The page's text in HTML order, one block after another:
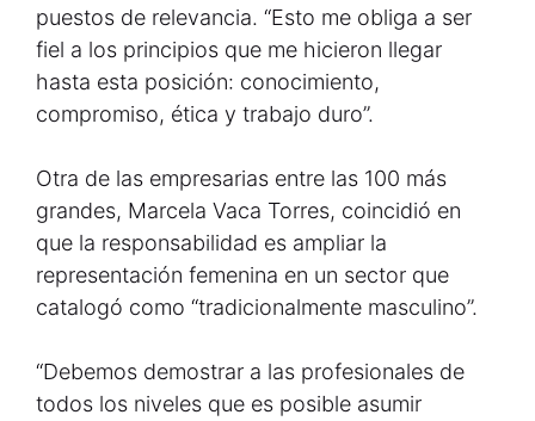
puestos de relevancia. “Esto me obliga a ser
fiel a los principios que me hicieron llegar
hasta esta posición: conocimiento,
compromiso, ética y trabajo duro”.
Otra de las empresarias entre las 100 más
grandes, Marcela Vaca Torres, coincidió en
que la responsabilidad es ampliar la
representación femenina en un sector que
catalogó como “tradicionalmente masculino”.
“Debemos demostrar a las profesionales de
todos los niveles que es posible asumir